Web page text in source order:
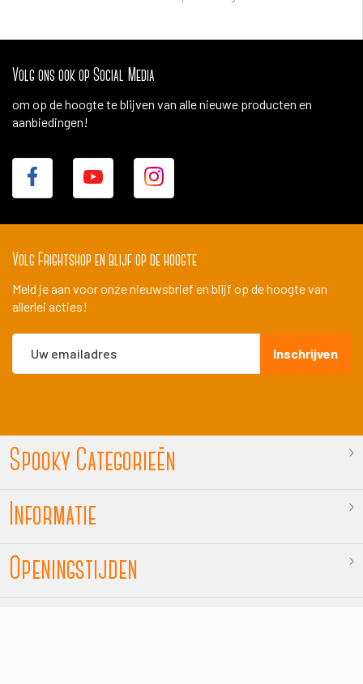
Volg ons ook op Social Media
om op de hoogte te blijven van alle nieuwe producten en
aanbiedingen!
Volg Frightshop en blijf op de hoogte
Meld je aan voor onze nieuwsbrief en blijf op de hoogte van
allerlei acties!
Abonneer
op
Inschrijven
Spooky Categorieën
Informatie
Openingstijden